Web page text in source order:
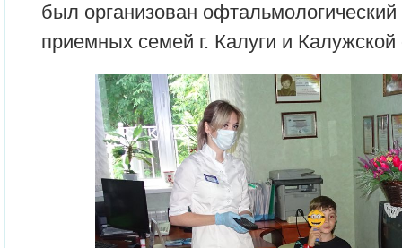
был организован
приемных семей г. Калуги и Калужской